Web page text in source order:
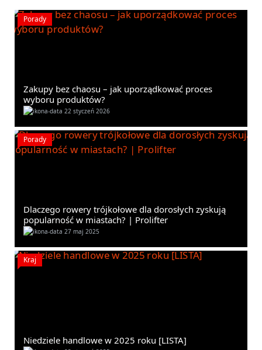
Porady
Zakupy bez chaosu – jak uporządkować proces
wyboru produktów?
22 styczeń 2026
Porady
Dlaczego rowery trójkołowe dla dorosłych zyskują
popularność w miastach? | Prolifter
27 maj 2025
Kraj
Niedziele handlowe w 2025 roku [LISTA]